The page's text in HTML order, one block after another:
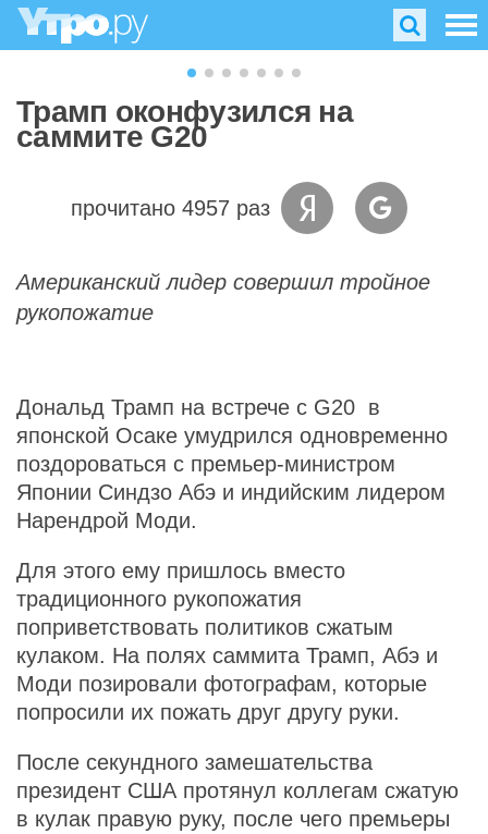
Трамп оконфузился на
саммите G20
прочитано 4957 раз
Американский лидер совершил тройное
рукопожатие
Дональд Трамп на встрече с G20 в
японской Осаке умудрился одновременно
поздороваться с премьер-министром
Японии Синдзо Абэ и индийским лидером
Нарендрой Моди.
Для этого ему пришлось вместо
традиционного рукопожатия
поприветствовать политиков сжатым
кулаком. На полях саммита Трамп, Абэ и
Моди позировали фотографам, которые
попросили их пожать друг другу руки.
После секундного замешательства
президент США протянул коллегам сжатую
в кулак правую руку, после чего премьеры